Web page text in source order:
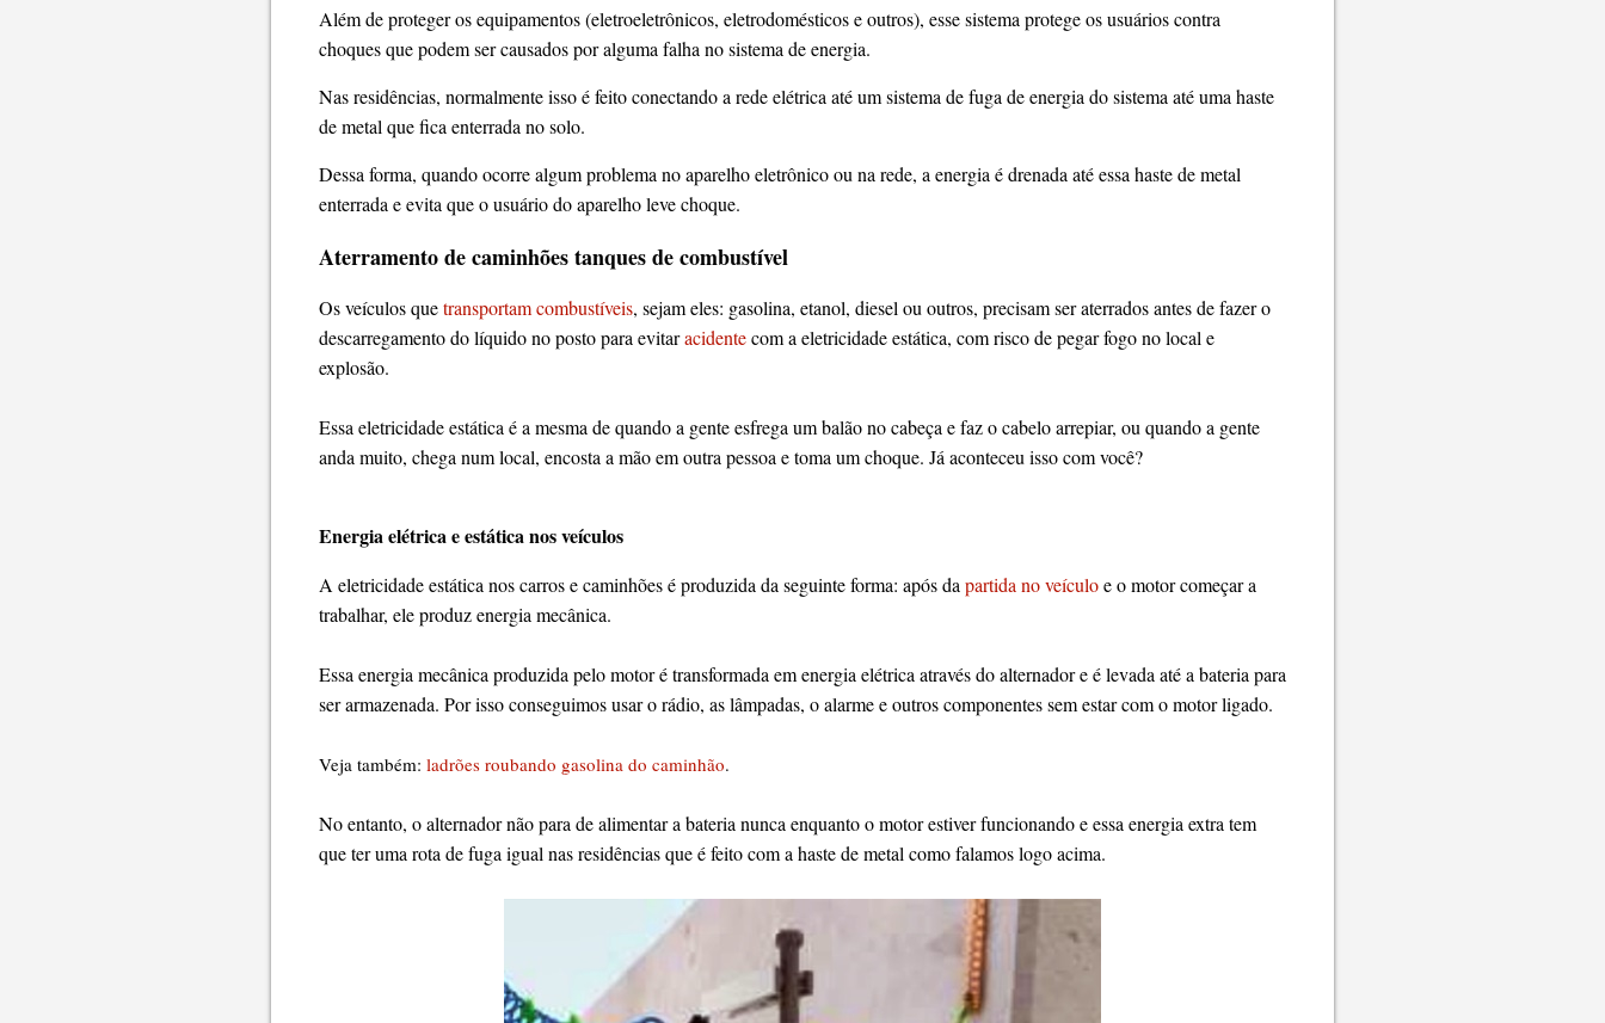
Além de proteger os equipamentos (eletroeletrônicos, eletrodomésticos e outros), esse sistema protege os usuários contra
choques que podem ser causados por alguma falha no sistema de energia.
Nas residências, normalmente isso é feito conectando a rede elétrica até um sistema de fuga de energia do sistema até uma haste
de metal que fica enterrada no solo.
Dessa forma, quando ocorre algum problema no aparelho eletrônico ou na rede, a energia é drenada até essa haste de metal
enterrada e evita que o usuário do aparelho leve choque.
Aterramento de caminhões tanques de combustível
Os veículos quetransportam combustíveis, sejam eles: gasolina, etanol, diesel ou outros, precisam ser aterrados antes de fazer o
descarregamento do líquido no posto para evitaracidentecom a eletricidade estática, com risco de pegar fogo no local e
explosão.
Essa eletricidade estática é a mesma de quando a gente esfrega um balão no cabeça e faz o cabelo arrepiar, ou quando a gente
anda muito, chega num local, encosta a mão em outra pessoa e toma um choque. Já aconteceu isso com você?
Energia elétrica e estática nos veículos
A eletricidade estática nos carros e caminhões é produzida da seguinte forma: após da partida no veículoe o motor começar a
trabalhar, ele produz energia mecânica.
Essa energia mecânica produzida pelo motor é transformada em energia elétrica através do alternador e é levada até a bateria para
ser armazenada. Por isso conseguimos usar o rádio, as lâmpadas, o alarme e outros componentes sem estar com o motor ligado.
Veja também: ladrões roubando gasolina do caminhão.
No entanto, o alternador não para de alimentar a bateria nunca enquanto o motor estiver funcionando e essa energia extra tem
que ter uma rota de fuga igual nas residências que é feito com a haste de metal como falamos logo acima.